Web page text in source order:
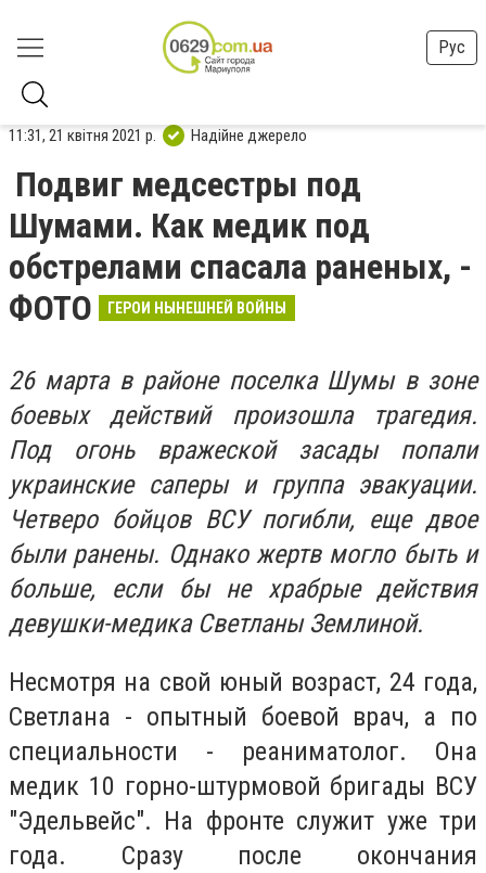
Рус
11:31, 21 квітня 2021 р. Надійне джерело
Подвиг медсестры под
Шумами. Как медик под
обстрелами спасала раненых, -
ФОТО
ГЕРОИ НЫНЕШНЕЙ ВОЙНЫ
26 марта в районе поселка Шумы в зоне
боевых действий произошла трагедия.
Под огонь вражеской засады попали
украинские саперы и группа эвакуации.
Четверо бойцов ВСУ погибли, еще двое
были ранены. Однако жертв могло быть и
больше, если бы не храбрые действия
девушки-медика Светланы Землиной.
Несмотря на свой юный возраст, 24 года,
Светлана - опытный боевой врач, а по
специальности - реаниматолог. Она
медик 10 горно-штурмовой бригады ВСУ
"Эдельвейс". На фронте служит уже три
года. Сразу после окончания